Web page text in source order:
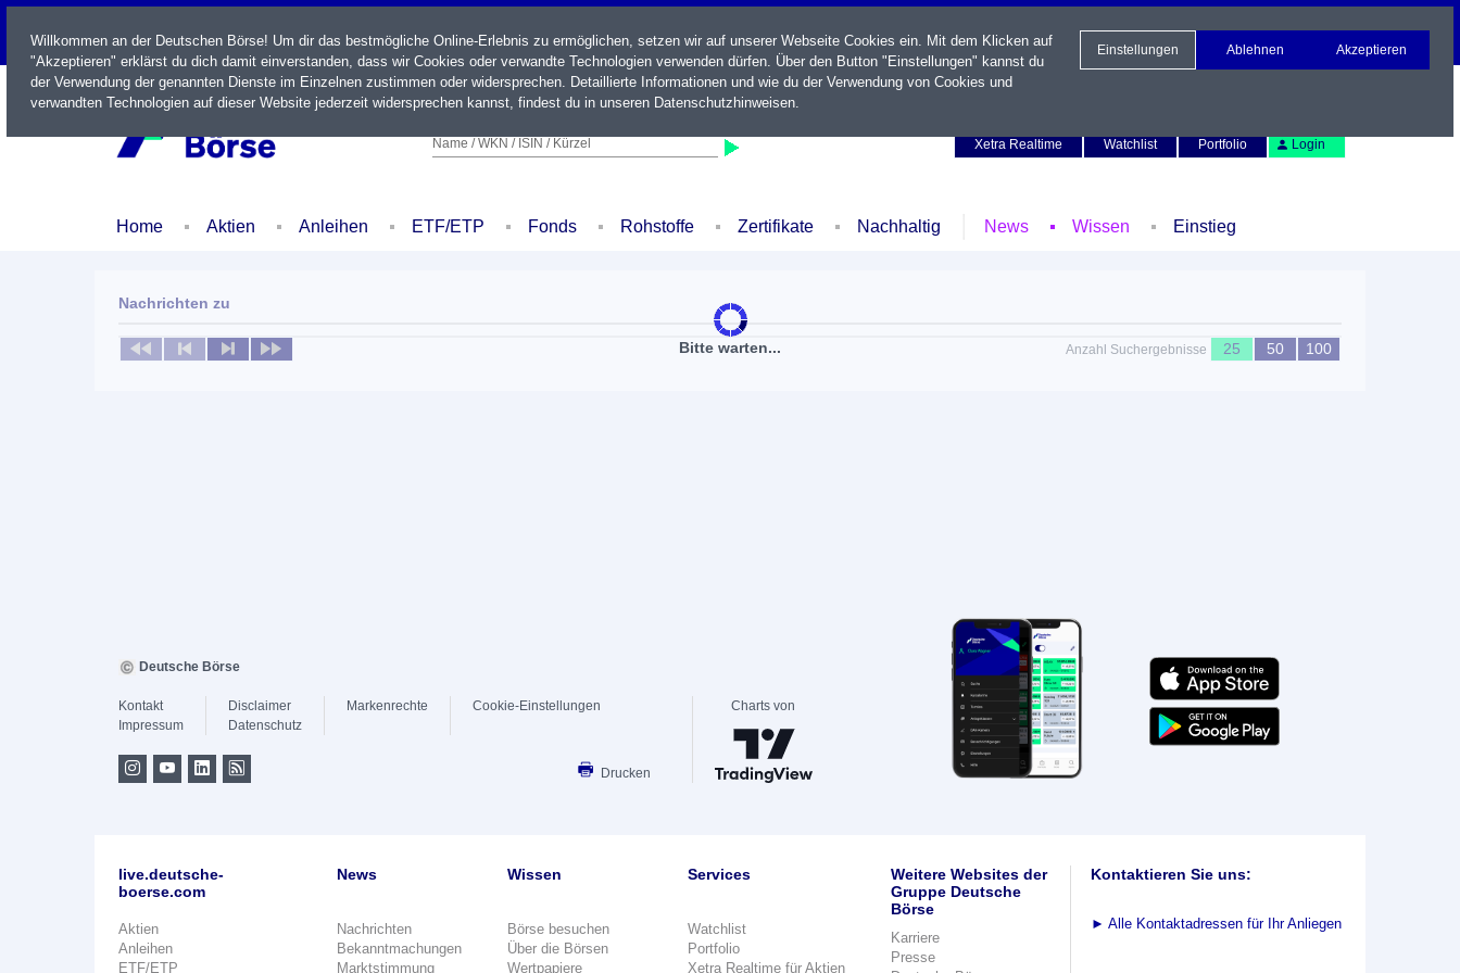
LIVE
Name / WKN / ISIN / Kürzel
Xetra Realtime
Watchlist Portfolio Login
Home Aktien Anleihen ETF/ETP Fonds Rohstoffe Zertifikate Nachhaltig News Wissen Einstieg
Bitte warten...
Nachrichten zu
Keine News verfügbar Anzahl Suchergebnisse 25 50 100
Willkommen an der Deutschen Börse! Um dir das bestmögliche Online-Erlebnis zu ermöglichen, setzen wir auf unserer Webseite Cookies ein. Mit dem Klicken auf
"Akzeptieren" erklärst du dich damit einverstanden, dass wir Cookies oder verwandte Technologien verwenden dürfen. Über den Button "Einstellungen" kannst du
der Verwendung der genannten Dienste im Einzelnen zustimmen oder widersprechen. Detaillierte Informationen und wie du der Verwendung von Cookies und
verwandten Technologien auf dieser Website jederzeit widersprechen kannst, findest du in unseren Datenschutzhinweisen.
Einstellungen Ablehnen Akzeptieren
Deutsche Börse
Kontakt
Impressum
Disclaimer
Datenschutz
Markenrechte Cookie-Einstellungen
Drucken
Charts von
live.deutsche-
boerse.com
Aktien
Anleihen
ETF/ETP
News
Nachrichten
Bekanntmachungen
Marktstimmung
Wissen
Börse besuchen
Über die Börsen
Wertpapiere
Services
Watchlist
Portfolio
Xetra Realtime für Aktien
Weitere Websites der
Gruppe Deutsche
Börse
Karriere
Presse
Kontaktieren Sie uns:
► Alle Kontaktadressen für Ihr Anliegen